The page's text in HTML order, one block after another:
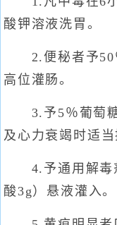
酸钾溶液洗胃。
2.便秘者予50
高位灌肠。
3.予5％葡萄糖
及心力衰竭时适当
4.予通用解毒
酸3g）悬液灌入。